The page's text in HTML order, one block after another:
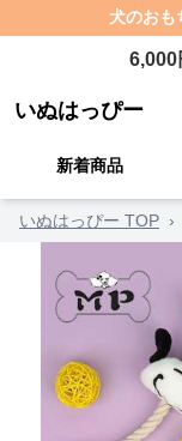
犬のおも
6,000
いぬはっぴー
新着商品
いぬはっぴー TOP ›